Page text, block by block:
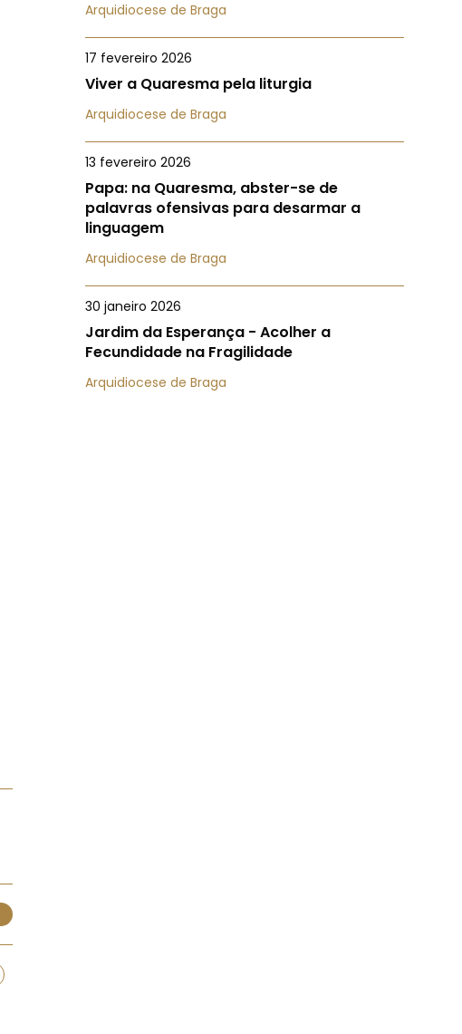
Arquidiocese de Braga
17 fevereiro 2026
Viver a Quaresma pela liturgia
Arquidiocese de Braga
13 fevereiro 2026
Papa: na Quaresma, abster-se de
palavras ofensivas para desarmar a
linguagem
Arquidiocese de Braga
30 janeiro 2026
Jardim da Esperança - Acolher a
Fecundidade na Fragilidade
Arquidiocese de Braga